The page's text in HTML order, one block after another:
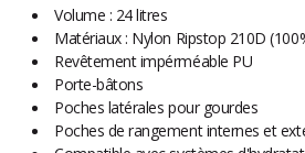
Volume : 24 litres
Matériaux : Nylon Ripstop 210D
Revêtement impérméable PU
Porte-bâtons
Poches latérales pour gourdes
Poches de rangement internes et